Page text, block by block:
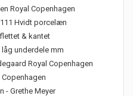
Royal Copenhagen
Hvidt porcelæn
& kantet
låg underdele mm
Royal Copenhagen
- Grethe Meyer